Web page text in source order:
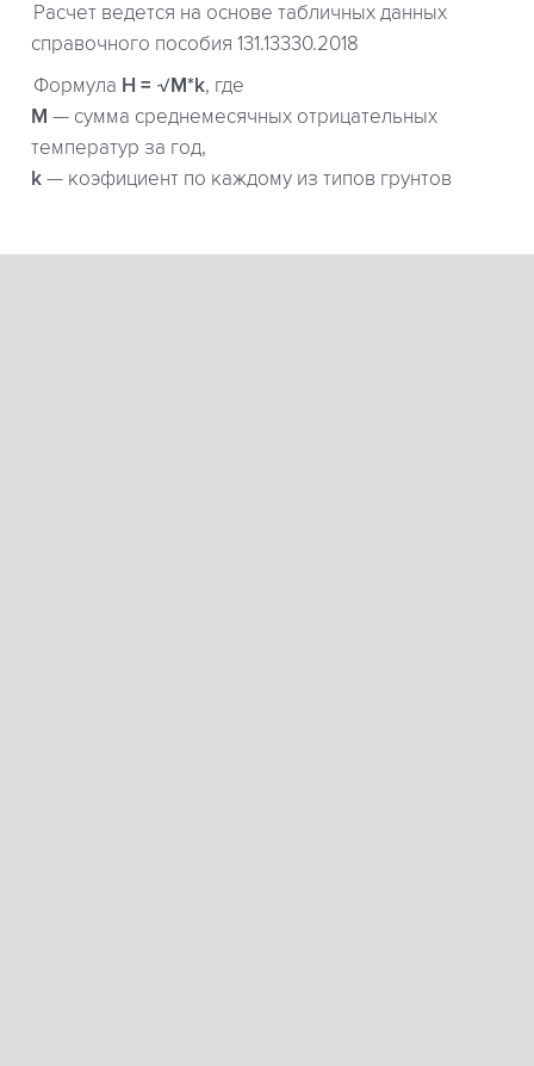
Расчет ведется на основе табличных данных
справочного пособия 131.13330.2018
Формула H = √M*k, где
М — сумма среднемесячных отрицательных
температур за год,
k — коэфициент по каждому из типов грунтов